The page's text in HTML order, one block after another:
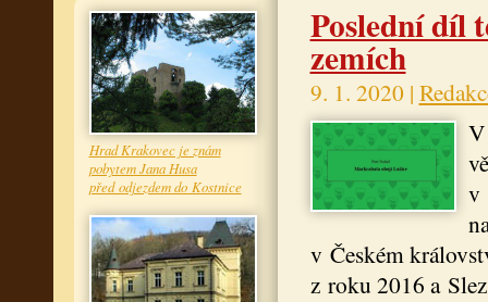
Hrad Krakovec je znám
pobytem Jana Husa
před odjezdem do Kostnice
Poslední díl
zemích
9. 1. 2020 |
v
v Českém
z roku 2016 a